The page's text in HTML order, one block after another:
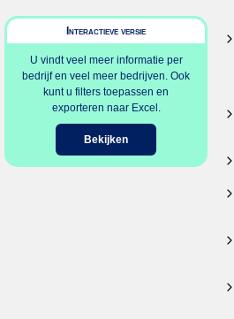
Interactieve versie
U vindt veel meer informatie per
bedrijf en veel meer bedrijven. Ook
kunt u filters toepassen en
exporteren naar Excel.
Bekijken